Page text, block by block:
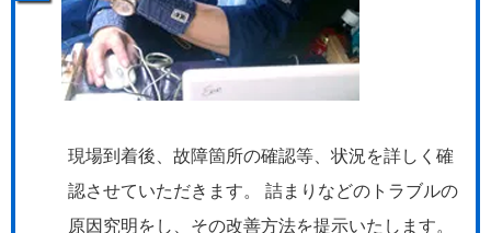
現場到着後、故障箇所の確認等、状況を詳しく確
認させていただきます。 詰まりなどのトラブルの
原因究明をし、その改善方法を提示いたします。